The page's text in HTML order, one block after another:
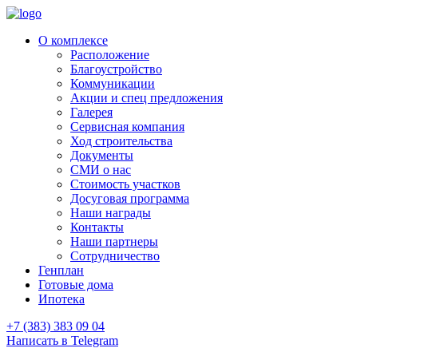
О комплексе
Расположение
Благоустройство
Коммуникации
Акции и спец предложения
Галерея
Сервисная компания
Ход строительства
Документы
СМИ о нас
Стоимость участков
Досуговая программа
Наши награды
Контакты
Наши партнеры
Сотрудничество
Генплан
Готовые дома
Ипотека
+7 (383) 383 09 04
Написать в Telegram